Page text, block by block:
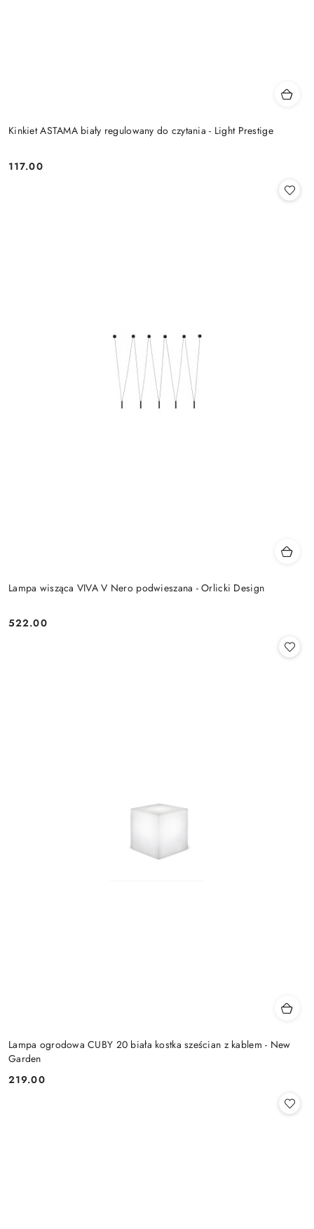
Kinkiet ASTAMA biały regulowany do czytania - Light Prestige
Cena:
117.00
Lampa wisząca VIVA V Nero podwieszana - Orlicki Design
Cena:
522.00
Lampa ogrodowa CUBY 20 biała kostka sześcian z kablem - New
Garden
Cena:
219.00